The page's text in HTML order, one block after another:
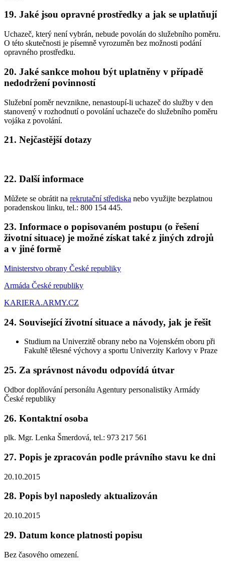
19. Jaké jsou opravné prostředky a jak se uplatňují
Uchazeč, který není vybrán, nebude povolán do služebního poměru.
O této skutečnosti je písemně vyrozuměn bez možnosti podání
opravného prostředku.
20. Jaké sankce mohou být uplatněny v případě
nedodržení povinností
Služební poměr nevznikne, nenastoupí-li uchazeč do služby v den
stanovený v rozhodnutí o povolání uchazeče do služebního poměru
vojáka z povolání.
21. Nejčastější dotazy
22. Další informace
Můžete se obrátit na rekrutační střediska nebo využijte bezplatnou
poradenskou linku, tel.: 800 154 445.
23. Informace o popisovaném postupu (o řešení
životní situace) je možné získat také z jiných zdrojů
a v jiné formě
Ministerstvo obrany České republiky
Armáda České republiky
KARIERA.ARMY.CZ
24. Související životní situace a návody, jak je řešit
Studium na Univerzitě obrany nebo na Vojenském oboru při
Fakultě tělesné výchovy a sportu Univerzity Karlovy v Praze
25. Za správnost návodu odpovídá útvar
Odbor doplňování personálu Agentury personalistiky Armády
České republiky
26. Kontaktní osoba
plk. Mgr. Lenka Šmerdová, tel.: 973 217 561
27. Popis je zpracován podle právního stavu ke dni
20.10.2015
28. Popis byl naposledy aktualizován
20.10.2015
29. Datum konce platnosti popisu
Bez časového omezení.